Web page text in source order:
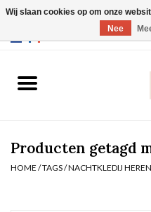
Slip
Producten getagd
HOME /TAGS/NACHTKLEDIJ HEREN
Wij slaan cookies op om onze
Nee
Webshop